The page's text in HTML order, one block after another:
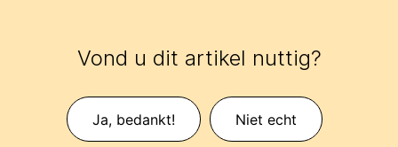
Vond u dit artikel nuttig?
Ja, bedankt! Niet echt